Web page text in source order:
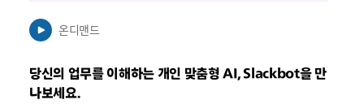
온디맨드
당신의 업무를 이해하는 개인 맞춤형 AI, Slackbot을 만
나보세요.